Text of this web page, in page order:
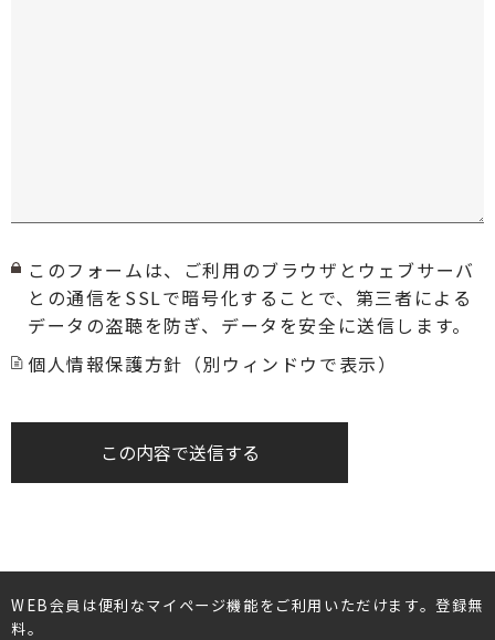
このフォームは、ご利用のブラウザとウェブサーバ
との通信をSSLで暗号化することで、第三者による
データの盗聴を防ぎ、データを安全に送信します。
個人情報保護方針（別ウィンドウで表示）
この内容で送信する
WEB会員は便利なマイページ機能をご利用いただけます。登録無
料。